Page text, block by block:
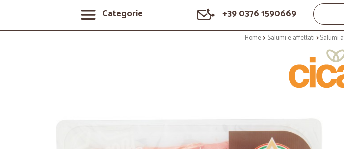
Categorie +39 0376 1590669
Home Salumi e affettati Salumi